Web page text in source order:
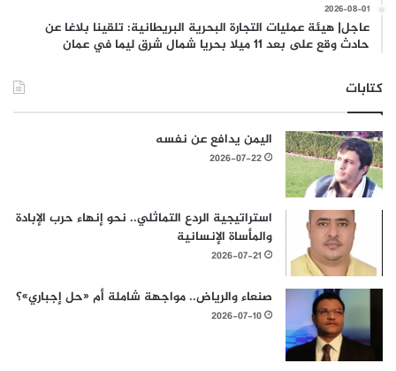
2026-08-01
عاجل| هيئة عمليات التجارة البحرية البريطانية: تلقينا بلاغا عن
حادث وقع على بعد 11 ميلا بحريا شمال شرق ليما في عمان
كتابات
اليمن يدافع عن نفسه
2026-07-22
استراتيجية الردع التماثلي.. نحو إنهاء حرب الإبادة
والمأساة الإنسانية
2026-07-21
صنعاء والرياض.. مواجهة شاملة أم «حل إجباري»؟
2026-07-10